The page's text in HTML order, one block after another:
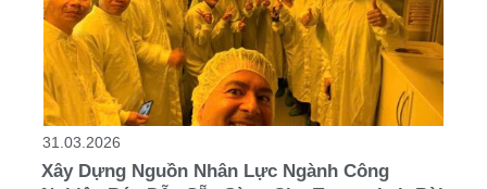
31.03.2026
Xây Dựng Nguồn Nhân Lực Ngành Công